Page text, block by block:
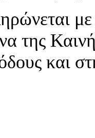
της
και